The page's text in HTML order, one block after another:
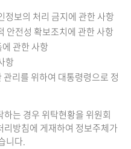
정보의 처리 금지에 관한 사항
안전성 확보조치에 관한 사항
관한 사항
항
리를 위하여 대통령령으로 정
는 경우 위탁현황을 위원회
방침에 게재하여 정보주체가
니다.